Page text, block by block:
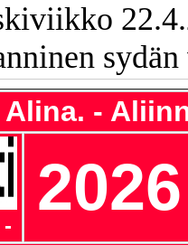
sydän
-
2026